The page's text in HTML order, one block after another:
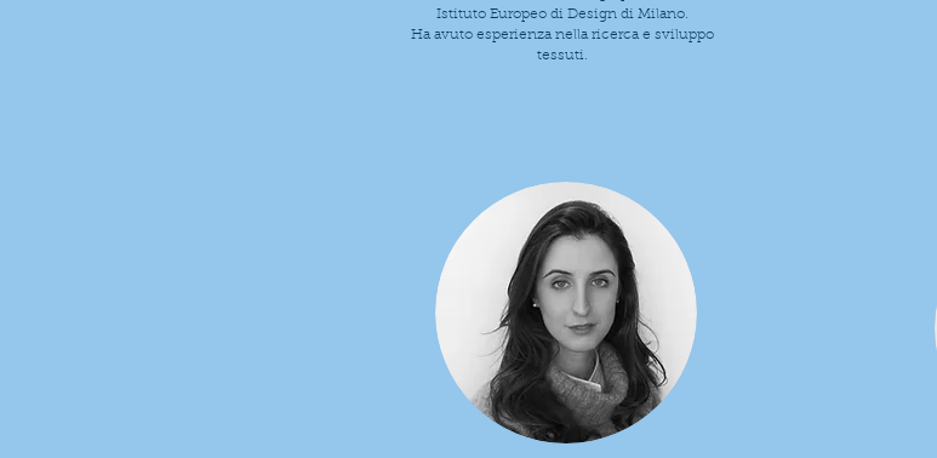
Istituto Europeo di Design di Milano.
Ha avuto esperienza nella ricerca e sviluppo
tessuti.